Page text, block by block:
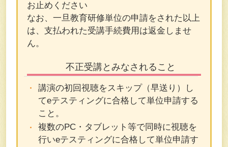
お止めください
なお、一旦教育研修単位の申請をされた以上
は、支払われた受講手続費用は返金しませ
ん。
不正受講とみなされること
講演の初回視聴をスキップ（早送り）し
てeテスティングに合格して単位申請する
こと。
複数のPC・タブレット等で同時に視聴を
行いeテスティングに合格して単位申請す